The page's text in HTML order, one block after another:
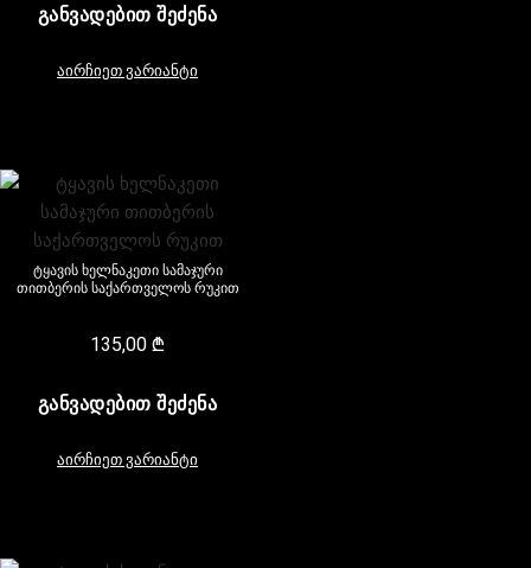
ᲒᲐᲜᲕᲐᲓᲔᲑᲘᲗ ᲨᲔᲫᲔᲜᲐ
აირჩიეთ ვარიანტი
ტყავის ხელნაკეთი სამაჯური
თითბერის საქართველოს რუკით
135,00₾
ᲒᲐᲜᲕᲐᲓᲔᲑᲘᲗ ᲨᲔᲫᲔᲜᲐ
აირჩიეთ ვარიანტი